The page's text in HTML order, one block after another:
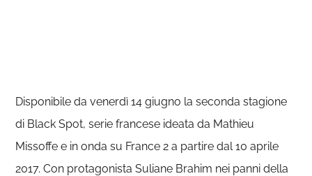
Disponibile da venerdì 14 giugno la seconda stagione
di Black Spot, serie francese ideata da Mathieu
Missoffe e in onda su France 2 a partire dal 10 aprile
2017. Con protagonista Suliane Brahim nei panni della